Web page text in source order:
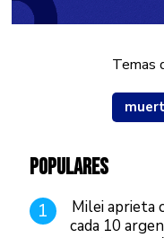
Temas
POPULARES
1
Milei aprieta
cada 10